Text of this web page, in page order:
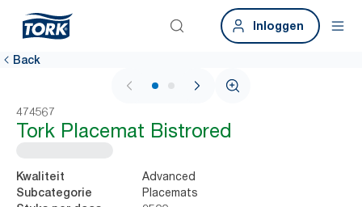
Inloggen
Back
1 / 2
474567
Tork Placemat Bistrored
Kwaliteit Advanced
Subcategorie Placemats